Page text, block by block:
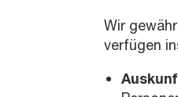
Wir
verfügen